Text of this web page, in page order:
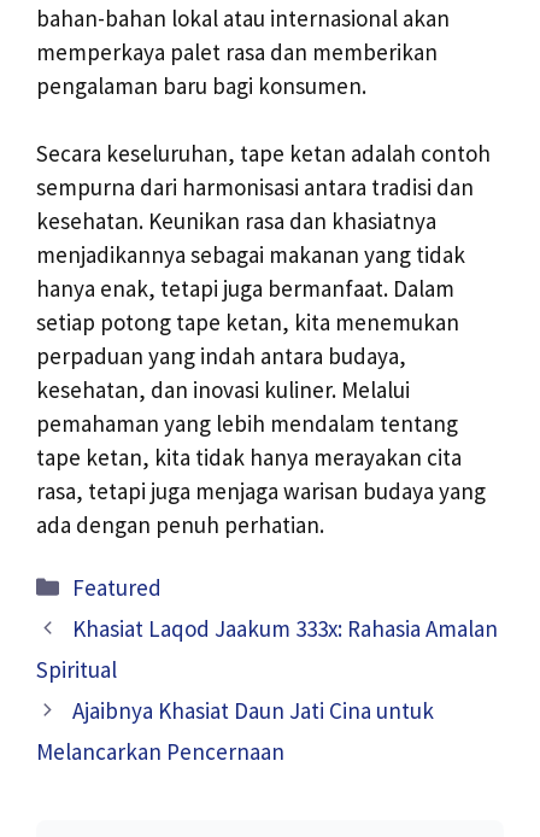
bahan-bahan lokal atau internasional akan
memperkaya palet rasa dan memberikan
pengalaman baru bagi konsumen.
Secara keseluruhan, tape ketan adalah contoh
sempurna dari harmonisasi antara tradisi dan
kesehatan. Keunikan rasa dan khasiatnya
menjadikannya sebagai makanan yang tidak
hanya enak, tetapi juga bermanfaat. Dalam
setiap potong tape ketan, kita menemukan
perpaduan yang indah antara budaya,
kesehatan, dan inovasi kuliner. Melalui
pemahaman yang lebih mendalam tentang
tape ketan, kita tidak hanya merayakan cita
rasa, tetapi juga menjaga warisan budaya yang
ada dengan penuh perhatian.
Kategori
Featured
Khasiat Laqod Jaakum 333x: Rahasia Amalan
Spiritual
Ajaibnya Khasiat Daun Jati Cina untuk
Melancarkan Pencernaan